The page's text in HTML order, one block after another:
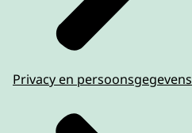
Privacy en persoonsgegevens